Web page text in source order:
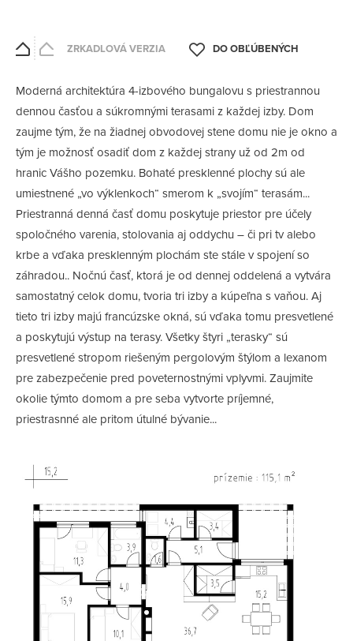
ZRKADLOVÁ VERZIA
Moderná architektúra 4-izbového bungalovu s priestrannou
dennou časťou a súkromnými terasami z každej izby. Dom
zaujme tým, že na žiadnej obvodovej stene domu nie je okno a
tým je možnosť osadiť dom z každej strany už od 2m od
hranic Vášho pozemku. Bohaté presklenné plochy sú ale
umiestnené „vo výklenkoch“ smerom k „svojím“ terasám...
Priestranná denná časť domu poskytuje priestor pre účely
spoločného varenia, stolovania aj oddychu – či pri tv alebo
krbe a vďaka presklenným plochám ste stále v spojení so
záhradou.. Nočnú časť, ktorá je od dennej oddelená a vytvára
samostatný celok domu, tvoria tri izby a kúpeľna s vaňou. Aj
tieto tri izby majú francúzske okná, sú vďaka tomu presvetlené
a poskytujú výstup na terasy. Všetky štyri „terasky“ sú
presvetlené stropom riešeným pergolovým štýlom a lexanom
pre zabezpečenie pred poveternostnými vplyvmi. Zaujmite
okolie týmto domom a pre seba vytvorte príjemné,
priestrasnné ale pritom útulné bývanie...